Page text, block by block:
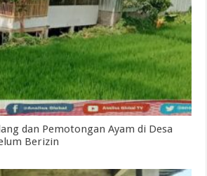
dan Pemotongan Ayam di Desa
Berizin